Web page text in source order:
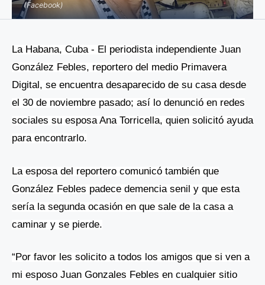
(Facebook)
La Habana, Cuba - El periodista independiente Juan
González Febles, reportero del medio Primavera
Digital, se encuentra desaparecido de su casa desde
el 30 de noviembre pasado; así lo denunció en redes
sociales su esposa Ana Torricella, quien solicitó ayuda
para encontrarlo.
La esposa del reportero comunicó también que
González Febles padece demencia senil y que esta
sería la segunda ocasión en que sale de la casa a
caminar y se pierde.
“Por favor les solicito a todos los amigos que si ven a
mi esposo Juan Gonzales Febles en cualquier sitio